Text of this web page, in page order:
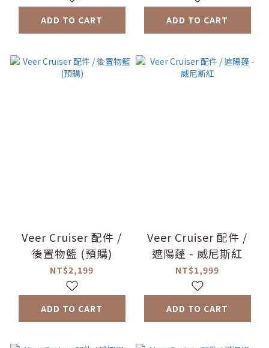
ADD TO CART ADD TO CART
Veer Cruiser 配件 /
後置物籃 (預購)
NT$2,199
ADD TO CART
Veer Cruiser 配件 /
遮陽蓬 - 威尼斯紅
NT$1,999
ADD TO CART